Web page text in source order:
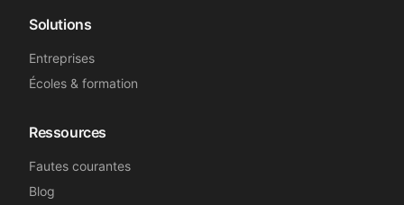
Solutions
Entreprises
Écoles & formation
Ressources
Fautes courantes
Blog